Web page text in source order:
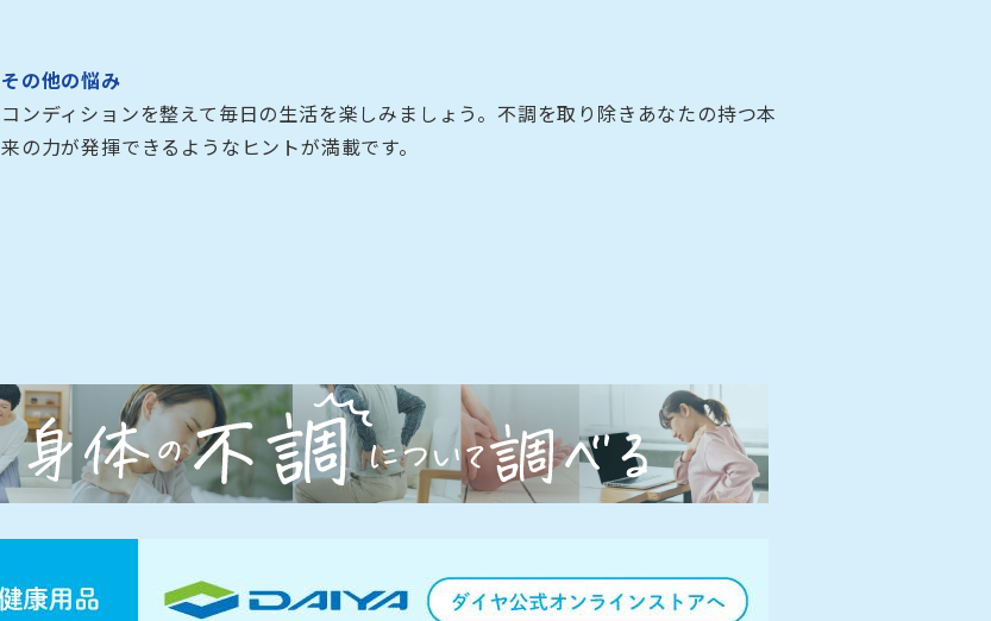
その他の悩み
コンディションを整えて毎日の生活を楽しみましょう。不調を取り除きあなたの持つ本
来の力が発揮できるようなヒントが満載です。